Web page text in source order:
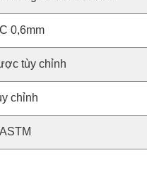
0,6mm
tùy chỉnh
chỉnh